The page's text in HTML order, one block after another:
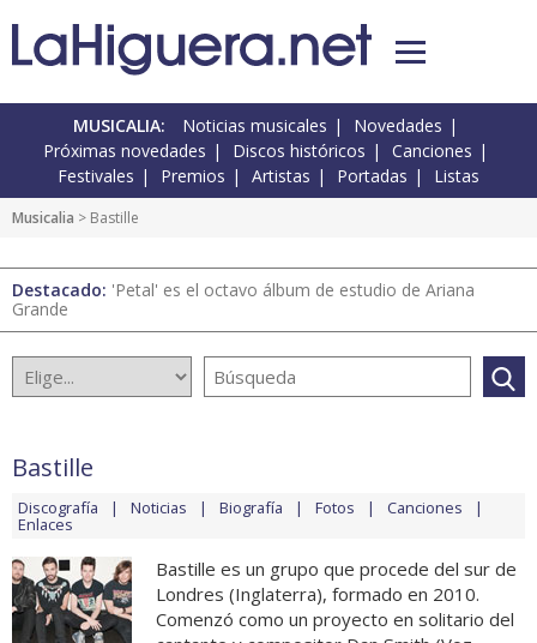
MUSICALIA: Noticias musicales
Novedades
Próximas novedades
Discos históricos
Canciones
Festivales
Premios Artistas Portadas Listas
Musicalia > Bastille
Destacado: 'Petal' es el octavo álbum de estudio de Ariana
Grande
Bastille
Discografía Noticias Biografía Fotos Canciones
Enlaces
Bastille es un grupo que procede del sur de
Londres (Inglaterra), formado en 2010.
Comenzó como un proyecto en solitario del